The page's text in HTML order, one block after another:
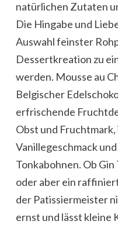
natürlichen Zutaten
Die Hingabe und
Auswahl feinster
Dessertkreation zu
werden. Mousse au
Belgischer
erfrischende
Obst und
Vanillegeschmack
Tonkabohnen. Ob
oder aber ein
der Patissiermeister
ernst und lässt kleine